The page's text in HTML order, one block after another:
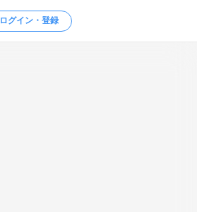
ログイン・登録